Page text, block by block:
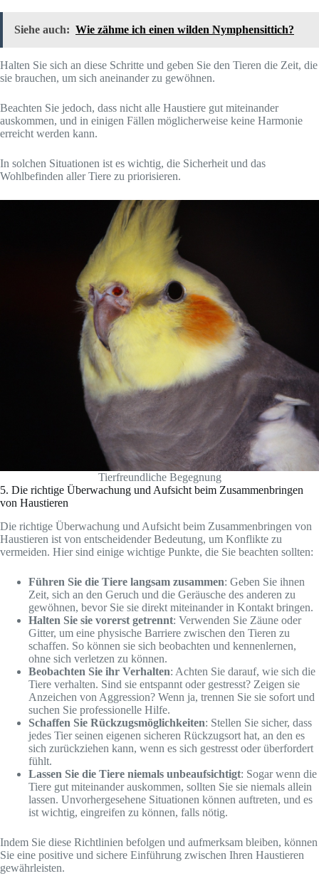
Siehe auch: Wie zähme ich einen wilden Nymphensittich?
Halten Sie sich an diese Schritte und geben Sie den Tieren die Zeit, die
sie brauchen, um sich aneinander zu gewöhnen.
Beachten Sie jedoch, dass nicht alle Haustiere gut miteinander
auskommen, und in einigen Fällen möglicherweise keine Harmonie
erreicht werden kann.
In solchen Situationen ist es wichtig, die Sicherheit und das
Wohlbefinden aller Tiere zu priorisieren.
Tierfreundliche Begegnung
5. Die richtige Überwachung und Aufsicht beim Zusammenbringen
von Haustieren
Die richtige Überwachung und Aufsicht beim Zusammenbringen von
Haustieren ist von entscheidender Bedeutung, um Konflikte zu
vermeiden. Hier sind einige wichtige Punkte, die Sie beachten sollten:
Führen Sie die Tiere langsam zusammen: Geben Sie ihnen
Zeit, sich an den Geruch und die Geräusche des anderen zu
gewöhnen, bevor Sie sie direkt miteinander in Kontakt bringen.
Halten Sie sie vorerst getrennt: Verwenden Sie Zäune oder
Gitter, um eine physische Barriere zwischen den Tieren zu
schaffen. So können sie sich beobachten und kennenlernen,
ohne sich verletzen zu können.
Beobachten Sie ihr Verhalten: Achten Sie darauf, wie sich die
Tiere verhalten. Sind sie entspannt oder gestresst? Zeigen sie
Anzeichen von Aggression? Wenn ja, trennen Sie sie sofort und
suchen Sie professionelle Hilfe.
Schaffen Sie Rückzugsmöglichkeiten: Stellen Sie sicher, dass
jedes Tier seinen eigenen sicheren Rückzugsort hat, an den es
sich zurückziehen kann, wenn es sich gestresst oder überfordert
fühlt.
Lassen Sie die Tiere niemals unbeaufsichtigt: Sogar wenn die
Tiere gut miteinander auskommen, sollten Sie sie niemals allein
lassen. Unvorhergesehene Situationen können auftreten, und es
ist wichtig, eingreifen zu können, falls nötig.
Indem Sie diese Richtlinien befolgen und aufmerksam bleiben, können
Sie eine positive und sichere Einführung zwischen Ihren Haustieren
gewährleisten.